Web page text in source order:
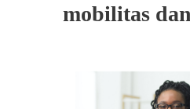
mobilitas